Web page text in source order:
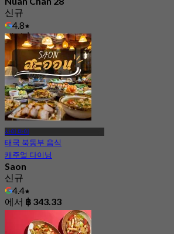
신규
4.8
에서฿ 389
사이 마이
태국 북동부 음식
캐주얼 다이닝
Saon
신규
4.4
에서 ฿ 343.33